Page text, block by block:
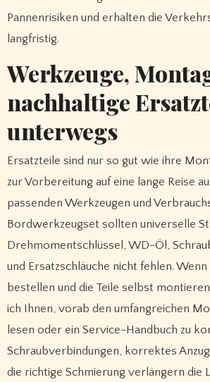
Pannenrisiken und erhalten die
langfristig.
Werkzeuge,
nachhaltige
unterwegs
Ersatzteile sind nur so gut wie ihre
zur Vorbereitung auf eine lange Reise
passenden Werkzeugen und
Bordwerkzeugset sollten universelle
Drehmomentschlüssel, WD-Öl,
und Ersatzschläuche nicht fehlen.
bestellen und die Teile selbst
ich Ihnen, vorab den umfangreichen
lesen oder ein Service-Handbuch zu
Schraubverbindungen, korrektes
die richtige Schmierung verlängern die